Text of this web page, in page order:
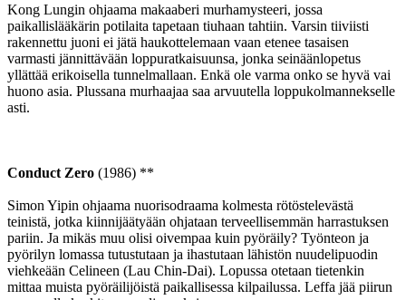
Kong Lungin ohjaama makaaberi murhamysteeri, jossa
paikallislääkärin potilaita tapetaan tiuhaan tahtiin. Varsin tiiviisti
rakennettu juoni ei jätä haukottelemaan vaan etenee tasaisen
varmasti jännittävään loppuratkaisuunsa, jonka seinäänlopetus
yllättää erikoisella tunnelmallaan. Enkä ole varma onko se hyvä vai
huono asia. Plussana murhaajaa saa arvuutella loppukolmannekselle
asti.
Conduct Zero (1986) **
Simon Yipin ohjaama nuorisodraama kolmesta rötöstelevästä
teinistä, jotka kiinnijäätyään ohjataan terveellisemmän harrastuksen
pariin. Ja mikäs muu olisi oivempaa kuin pyöräily? Työnteon ja
pyörilyn lomassa tutustutaan ja ihastutaan lähistön nuudelipuodin
viehkeään Celineen (Lau Chin-Dai). Lopussa otetaan tietenkin
mittaa muista pyöräilijöistä paikallisessa kilpailussa. Leffa jää piirun